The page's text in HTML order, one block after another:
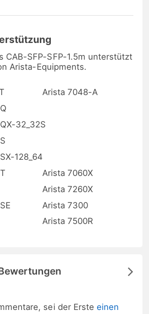
CAB-SFP-SFP-1.5m unterstützt
Arista-Equipments.
Arista 7048-A
32_32S
128_64
Arista 7060X
Arista 7260X
Arista 7300
Arista 7500R
sei der Ersteeinen